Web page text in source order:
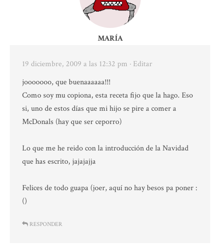
MARÍA
19 diciembre, 2009 a las 12:32 pm · Editar
jooooooo, que buenaaaaaa!!!
Como soy mu copiona, esta receta fijo que la hago. Eso
si, uno de estos días que mi hijo se pire a comer a
McDonals (hay que ser ceporro)
Lo que me he reido con la introducción de la Navidad
que has escrito, jajajajja
Felices de todo guapa (joer, aquí no hay besos pa poner :
()
RESPONDER